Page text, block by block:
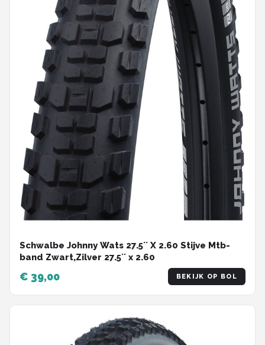
Schwalbe Johnny Wats 27.5´´ X 2.60 Stijve Mtb-
band Zwart,Zilver 27.5´´ x 2.60
€ 39,00 BEKIJK OP BOL